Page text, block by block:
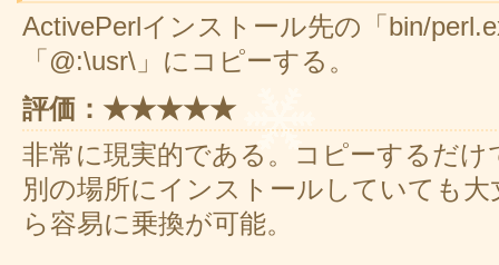
ActivePerlインストール先の「bin/
「@:\usr\」にコピーする。
評価：★★★★★
非常に現実的である。コピーするだけ
別の場所にインストールしていても
ら容易に乗換が可能。